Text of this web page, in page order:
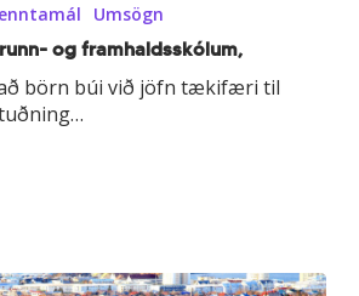
Umsögn
og framhaldsskólum,
börn búi við jöfn tækifæri til